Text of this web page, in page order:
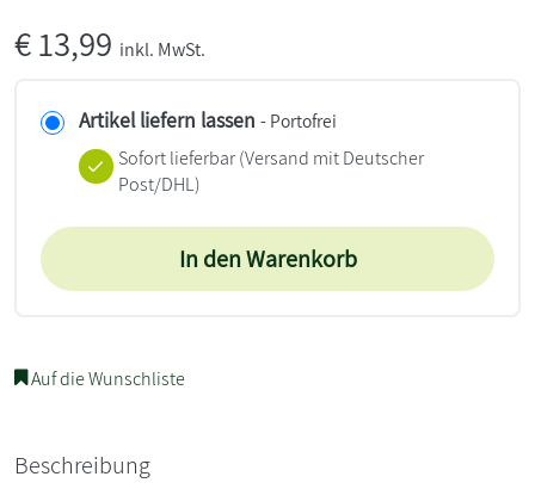
€13,99 inkl. MwSt.
Artikel liefern lassen - Portofrei
Sofort lieferbar(Versand mit Deutscher
Post/DHL)
In den Warenkorb
Auf die Wunschliste
Beschreibung